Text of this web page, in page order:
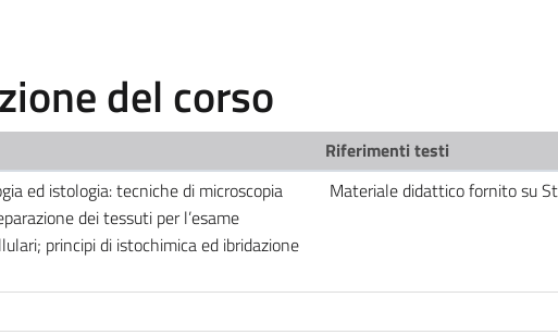
del corso
Riferimenti testi
ed istologia: tecniche di microscopia
dei tessuti per l’esame
principi di istochimica ed ibridazione
Materiale didattico fornito su